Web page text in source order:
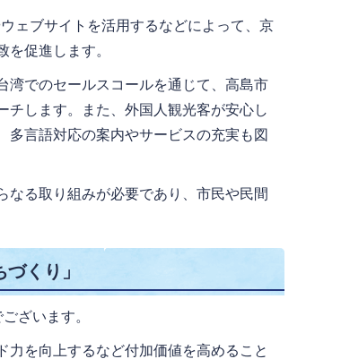
ェブサイトを活用するなどによって、京
促進します。
湾でのセールスコールを通じて、高島市
チします。また、外国人観光客が安心し
多言語対応の案内やサービスの充実も図
なる取り組みが必要であり、市民や民間
くり」
ざいます。
力を向上するなど付加価値を高めること